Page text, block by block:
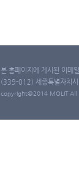
본 홈페이지에 게시된 이메
(339-012) 세종특별자치
copyright@2014 MOLIT All